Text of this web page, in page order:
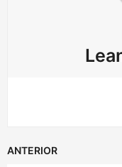
ANTERIOR